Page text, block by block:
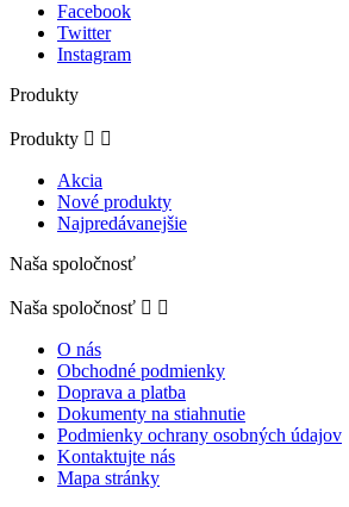
Facebook
Twitter
Instagram
Produkty
Produkty  
Akcia
Nové produkty
Najpredávanejšie
Naša spoločnosť
Naša spoločnosť  
O nás
Obchodné podmienky
Doprava a platba
Dokumenty na stiahnutie
Podmienky ochrany osobných údajov
Kontaktujte nás
Mapa stránky